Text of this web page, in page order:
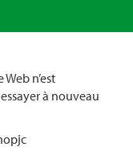
n’est
à nouveau